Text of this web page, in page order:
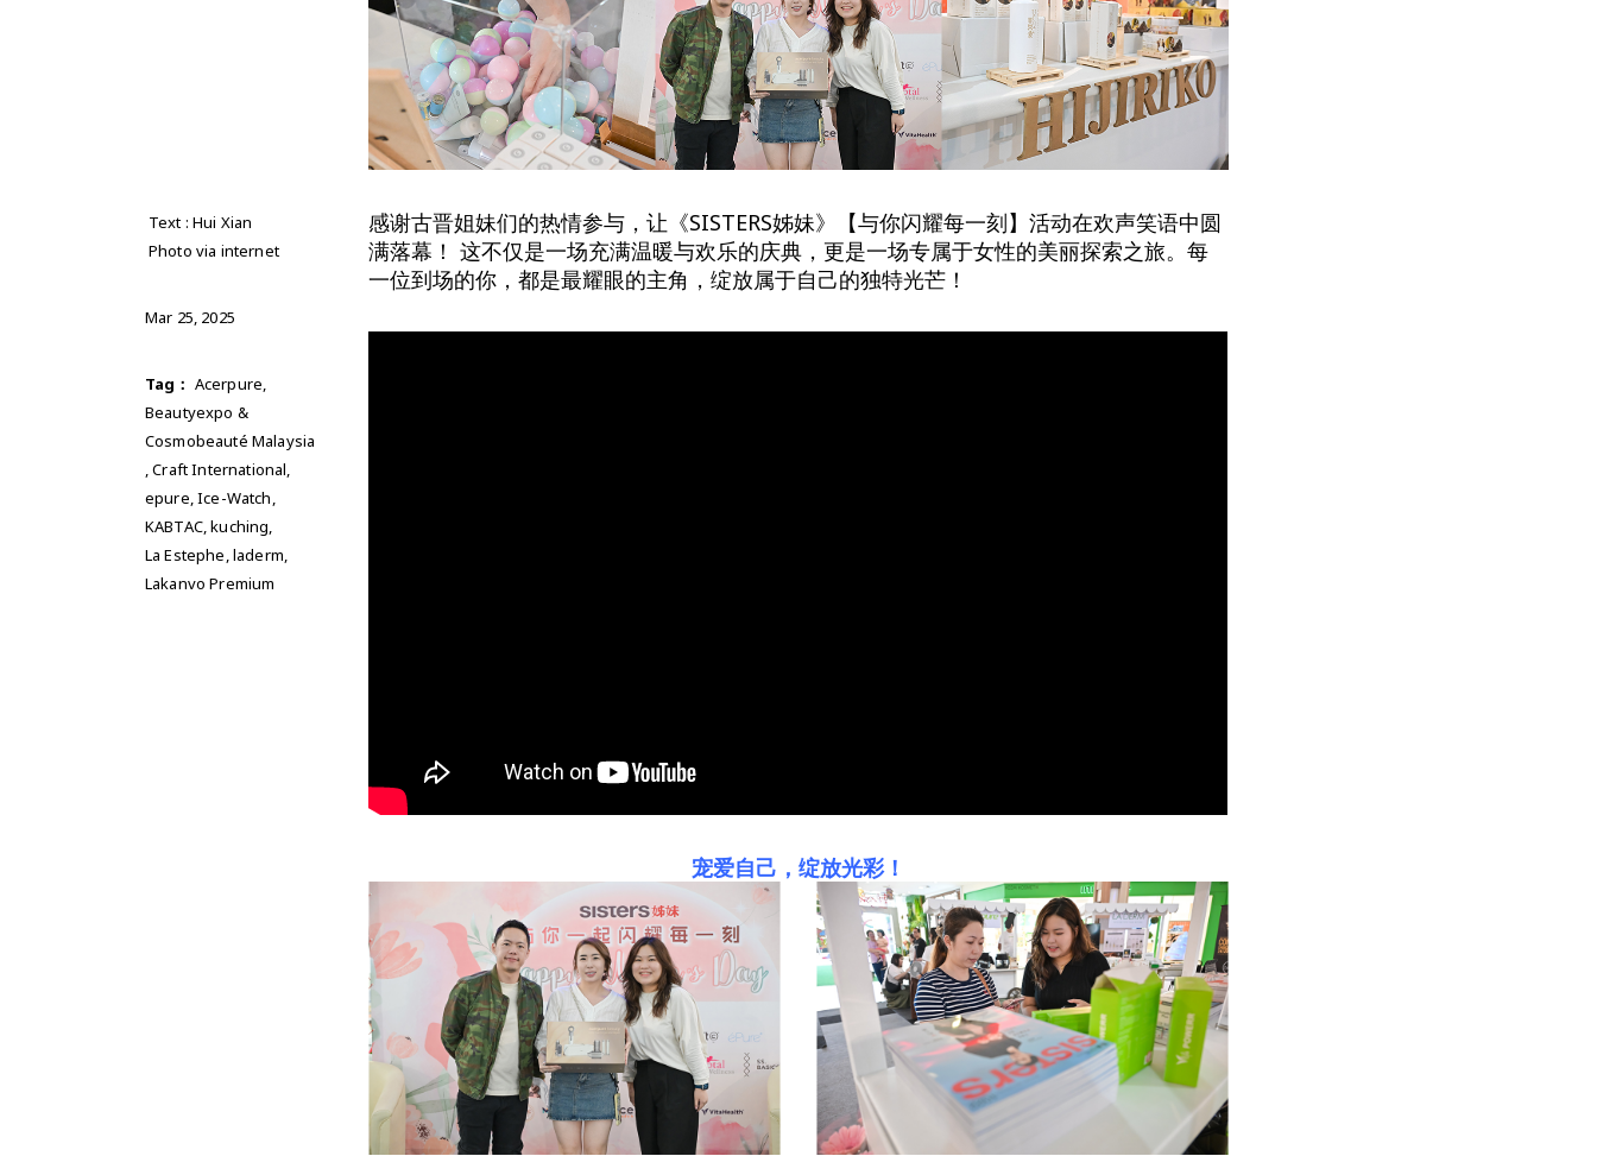
Text : Hui Xian
Photo via internet
Mar 25, 2025
Tag： Acerpure,
Beautyexpo &
Cosmobeauté Malaysia
,Craft International,
epure,Ice-Watch,
KABTAC,kuching,
La Estephe,laderm,
Lakanvo Premium
感谢古晋姐妹们的热情参与，让《SISTERS姊妹》【与你闪耀每一刻】活动在欢声笑语中圆
满落幕！ 这不仅是一场充满温暖与欢乐的庆典，更是一场专属于女性的美丽探索之旅。每
一位到场的你，都是最耀眼的主角，绽放属于自己的独特光芒！
宠爱自己，绽放光彩！